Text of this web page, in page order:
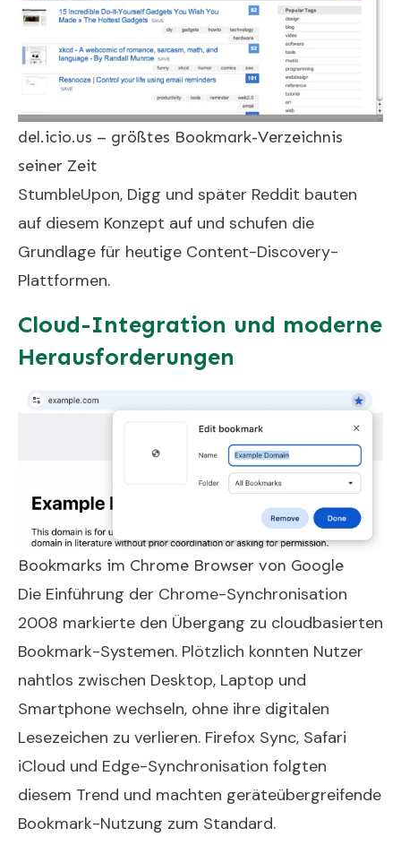
del.icio.us – größtes Bookmark-Verzeichnis
seiner Zeit
StumbleUpon, Digg und später Reddit bauten
auf diesem Konzept auf und schufen die
Grundlage für heutige Content-Discovery-
Plattformen.
Cloud-Integration und moderne
Herausforderungen
Bookmarks im Chrome Browser von Google
Die Einführung der Chrome-Synchronisation
2008 markierte den Übergang zu cloudbasierten
Bookmark-Systemen. Plötzlich konnten Nutzer
nahtlos zwischen Desktop, Laptop und
Smartphone wechseln, ohne ihre digitalen
Lesezeichen zu verlieren. Firefox Sync, Safari
iCloud und Edge-Synchronisation folgten
diesem Trend und machten geräteübergreifende
Bookmark-Nutzung zum Standard.